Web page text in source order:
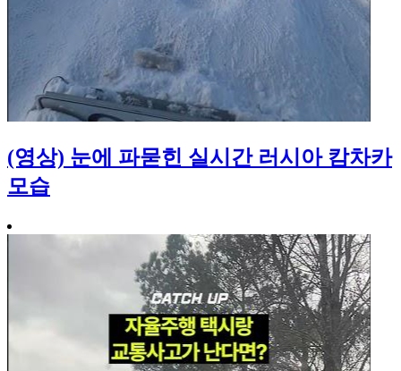
(영상) 눈에 파묻힌 실시간 러시아 캄차카
모습